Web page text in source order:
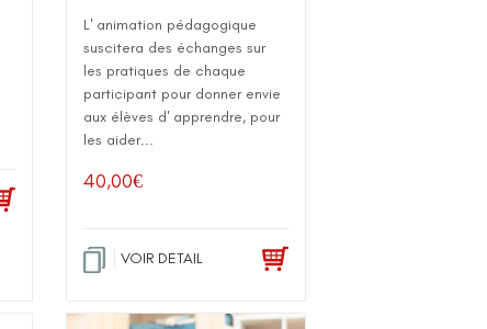
L' animation pédagogique
suscitera des échanges sur
les pratiques de chaque
participant pour donner envie
aux élèves d' apprendre, pour
les aider...
40,00€
VOIR DETAIL